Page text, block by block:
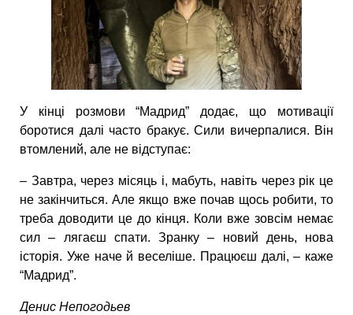
У кінці розмови “Мадрид” додає, що мотивації
боротися далі часто бракує. Сили вичерпалися. Він
втомлений, але не відступає:
– Завтра, через місяць і, мабуть, навіть через рік це
не закінчиться. Але якщо вже почав щось робити, то
треба доводити це до кінця. Коли вже зовсім немає
сил – лягаєш спати. Зранку – новий день, нова
історія. Уже наче й веселіше. Працюєш далі, – каже
“Мадрид”.
Денис Непогодьев